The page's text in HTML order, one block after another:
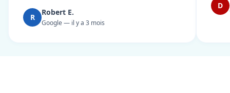
R
Robert E.
Google — il y a 3 mois
D